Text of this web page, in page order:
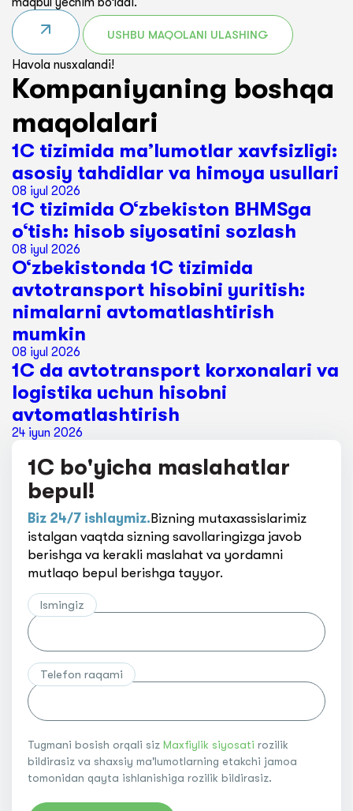
USHBU MAQOLANI ULASHING
Havola nusxalandi!
Kompaniyaning boshqa
maqolalari
1C tizimida ma’lumotlar xavfsizligi:
asosiy tahdidlar va himoya usullari
08 iyul 2026
1C tizimida O‘zbekiston BHMSga
o‘tish: hisob siyosatini sozlash
08 iyul 2026
O‘zbekistonda 1C tizimida
avtotransport hisobini yuritish:
nimalarni avtomatlashtirish
mumkin
08 iyul 2026
1C da avtotransport korxonalari va
logistika uchun hisobni
avtomatlashtirish
24 iyun 2026
1C bo'yicha maslahatlar
bepul!
Biz 24/7 ishlaymiz.Bizning mutaxassislarimiz
istalgan vaqtda sizning savollaringizga javob
berishga va kerakli maslahat va yordamni
mutlaqo bepul berishga tayyor.
Ismingiz
Telefon raqami
Tugmani bosish orqali siz Maxfiylik siyosati rozilik
bildirasiz va shaxsiy ma'lumotlarning etakchi jamoa
tomonidan qayta ishlanishiga rozilik bildirasiz.